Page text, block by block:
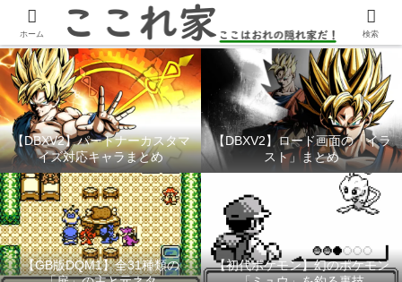
YouTubeチャンネル「ここれ家」
【DBXV2】パートナーカスタマ
イズ対応キャラまとめ
【DBXV2】ロード画面の「イラ
スト」まとめ
【GB版DQM1】全31種類の
【初代ポケモン】幻のポケモン
ホーム 検索